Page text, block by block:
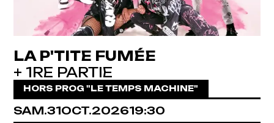
LA P'TITE FUMÉE
+ 1RE PARTIE
HORS PROG "LE TEMPS MACHINE"
SAMEDI
SAM.31OCTOBRE
OCT.202619:30